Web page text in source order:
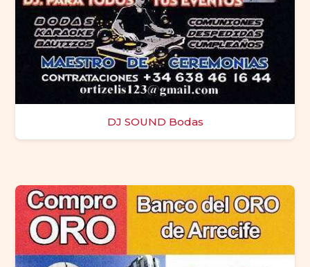
DJ SOUND Bodas